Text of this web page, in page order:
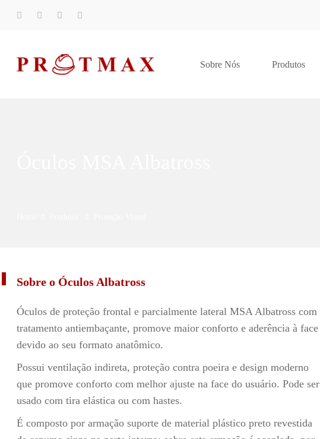
Sobre Nós Produtos
Sobre o Óculos Albatross
Óculos de proteção frontal e parcialmente lateral MSA Albatross com
tratamento antiembaçante, promove maior conforto e aderência à face
devido ao seu formato anatômico.
Possui ventilação indireta, proteção contra poeira e design moderno
que promove conforto com melhor ajuste na face do usuário. Pode ser
usado com tira elástica ou com hastes.
É composto por armação suporte de material plástico preto revestida